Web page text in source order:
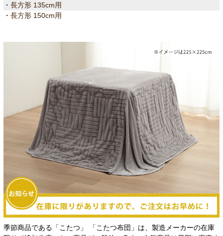
・ 長方形 135cm用
・ 長方形 150cm用
季節商品である「こたつ」 「こたつ布団」は、製造メーカーの在庫